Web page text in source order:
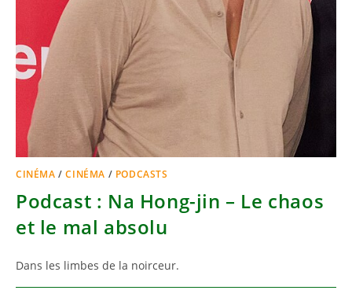
CINÉMA /CINÉMA / PODCASTS
Podcast : Na Hong-jin – Le chaos
et le mal absolu
Dans les limbes de la noirceur.